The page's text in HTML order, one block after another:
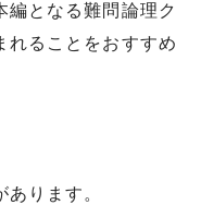
編となる難問論理ク
れることをおすすめ
ります。